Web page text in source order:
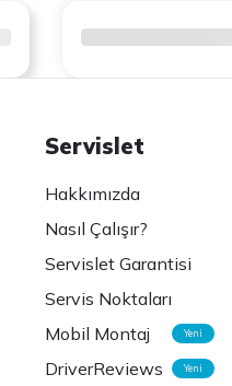
Servislet
Hakkımızda
Nasıl Çalışır?
Servislet Garantisi
Servis Noktaları
Mobil Montaj
Yeni
DriverReviews Yeni